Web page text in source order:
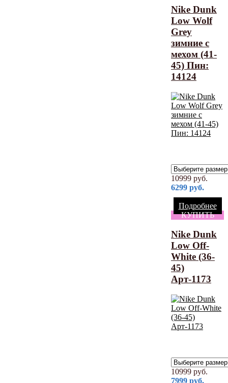
Nike Dunk
Low Wolf
Grey
зимние с
мехом (41-
45) Пин:
14124
10999 руб.
6299 руб.
Подробнее
КУПИТЬ
Nike Dunk
Low Off-
White (36-
45)
Арт-1173
10999 руб.
7999 руб.